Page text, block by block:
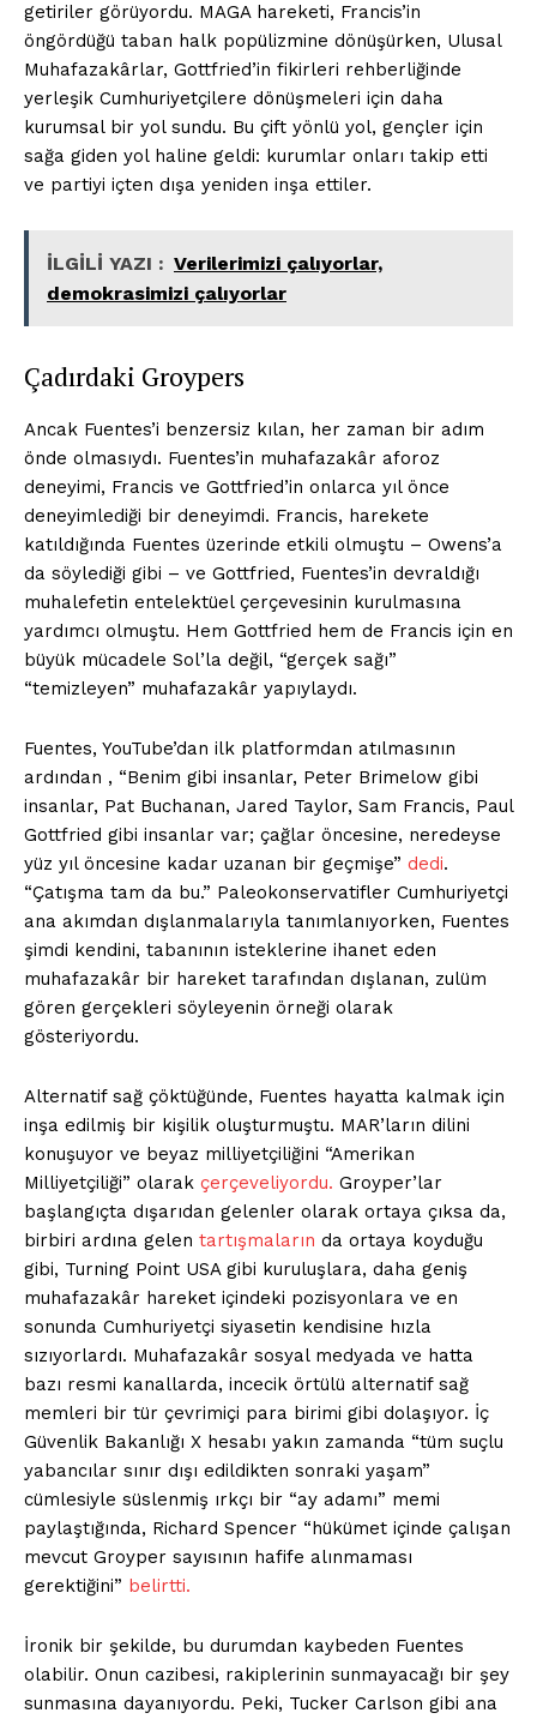
getiriler görüyordu. MAGA hareketi, Francis’in
öngördüğü taban halk popülizmine dönüşürken, Ulusal
Muhafazakârlar, Gottfried’in fikirleri rehberliğinde
yerleşik Cumhuriyetçilere dönüşmeleri için daha
kurumsal bir yol sundu. Bu çift yönlü yol, gençler için
sağa giden yol haline geldi: kurumlar onları takip etti
ve partiyi içten dışa yeniden inşa ettiler.
İLGİLİ YAZI : Verilerimizi çalıyorlar,
demokrasimizi çalıyorlar
Çadırdaki Groypers
Ancak Fuentes’i benzersiz kılan, her zaman bir adım
önde olmasıydı. Fuentes’in muhafazakâr aforoz
deneyimi, Francis ve Gottfried’in onlarca yıl önce
deneyimlediği bir deneyimdi. Francis, harekete
katıldığında Fuentes üzerinde etkili olmuştu – Owens’a
da söylediği gibi – ve Gottfried, Fuentes’in devraldığı
muhalefetin entelektüel çerçevesinin kurulmasına
yardımcı olmuştu. Hem Gottfried hem de Francis için en
büyük mücadele Sol’la değil, “gerçek sağı”
“temizleyen” muhafazakâr yapıylaydı.
Fuentes, YouTube’dan ilk platformdan atılmasının
ardından , “Benim gibi insanlar, Peter Brimelow gibi
insanlar, Pat Buchanan, Jared Taylor, Sam Francis, Paul
Gottfried gibi insanlar var; çağlar öncesine, neredeyse
yüz yıl öncesine kadar uzanan bir geçmişe” dedi.
“Çatışma tam da bu.” Paleokonservatifler Cumhuriyetçi
ana akımdan dışlanmalarıyla tanımlanıyorken, Fuentes
şimdi kendini, tabanının isteklerine ihanet eden
muhafazakâr bir hareket tarafından dışlanan, zulüm
gören gerçekleri söyleyenin örneği olarak
gösteriyordu.
Alternatif sağ çöktüğünde, Fuentes hayatta kalmak için
inşa edilmiş bir kişilik oluşturmuştu. MAR’ların dilini
konuşuyor ve beyaz milliyetçiliğini “Amerikan
Milliyetçiliği” olarak çerçeveliyordu. Groyper’lar
başlangıçta dışarıdan gelenler olarak ortaya çıksa da,
birbiri ardına gelen tartışmaların da ortaya koyduğu
gibi, Turning Point USA gibi kuruluşlara, daha geniş
muhafazakâr hareket içindeki pozisyonlara ve en
sonunda Cumhuriyetçi siyasetin kendisine hızla
sızıyorlardı. Muhafazakâr sosyal medyada ve hatta
bazı resmi kanallarda, incecik örtülü alternatif sağ
memleri bir tür çevrimiçi para birimi gibi dolaşıyor. İç
Güvenlik Bakanlığı X hesabı yakın zamanda “tüm suçlu
yabancılar sınır dışı edildikten sonraki yaşam”
cümlesiyle süslenmiş ırkçı bir “ay adamı” memi
paylaştığında, Richard Spencer “hükümet içinde çalışan
mevcut Groyper sayısının hafife alınmaması
gerektiğini” belirtti.
İronik bir şekilde, bu durumdan kaybeden Fuentes
olabilir. Onun cazibesi, rakiplerinin sunmayacağı bir şey
sunmasına dayanıyordu. Peki, Tucker Carlson gibi ana